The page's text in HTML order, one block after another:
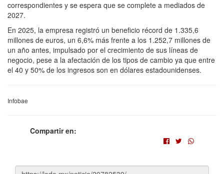
correspondientes y se espera que se complete a mediados de
2027.
En 2025, la empresa registró un beneficio récord de 1.335,6
millones de euros, un 6,6% más frente a los 1.252,7 millones de
un año antes, impulsado por el crecimiento de sus líneas de
negocio, pese a la afectación de los tipos de cambio ya que entre
el 40 y 50% de los ingresos son en dólares estadounidenses.
Infobae
Compartir en: